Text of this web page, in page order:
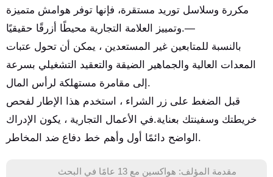
مكررة وسلاسل توريد مستقرة، فإنها توفر هوامش متميزة
وتمييز العلامة التجارية محيطًا أزرقًا حقيقيًا.—
بالنسبة للمتابعين غير المستعدين ، يمكن أن تحول عتبات
المعدات العالية والجماهير الضيقة والتعقيد التشغيلي بسرعة
إلى مقامرة مستهلكة لرأس المال.
قبل الضغط على زر الشراء ، استخدم هذا الإطار لفحص
خريطتك وسفينتك بعناية.في الأعمال التجارية ، يكون الإدراك
الواضح دائمًا أول وأهم خط دفاع ضد المخاطر.
مقدمة المؤلف: هواكسين مع 13 عامًا في البحث